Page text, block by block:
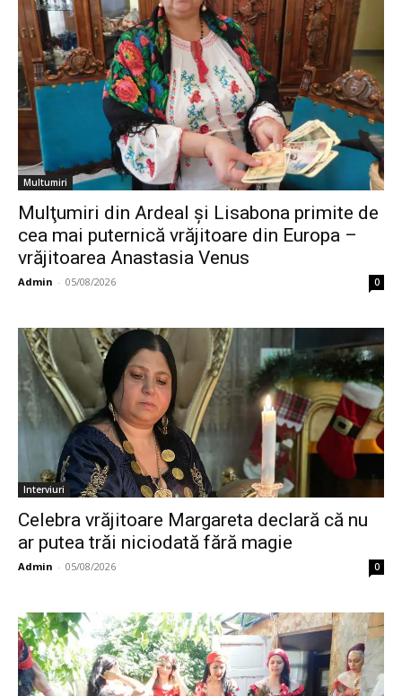
Multumiri
Mulţumiri din Ardeal și Lisabona primite de
cea mai puternică vrăjitoare din Europa –
vrăjitoarea Anastasia Venus
Admin - 05/08/2026 0
Interviuri
Celebra vrăjitoare Margareta declară că nu
ar putea trăi niciodată fără magie
Admin - 05/08/2026 0